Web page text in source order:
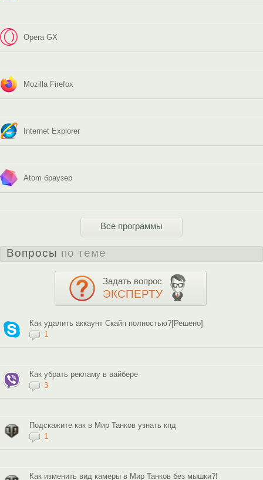
Opera GX
Mozilla Firefox
Internet Explorer
Atom браузер
Все программы
Вопросы по теме
Задать вопрос
ЭКСПЕРТУ
Как удалить аккаунт Скайп полностью?[Решено]
1
Как убрать рекламу в вайбере
3
Подскажите как в Мир Танков узнать кпд
1
Как изменить вид камеры в Мир Танков без мышки?!